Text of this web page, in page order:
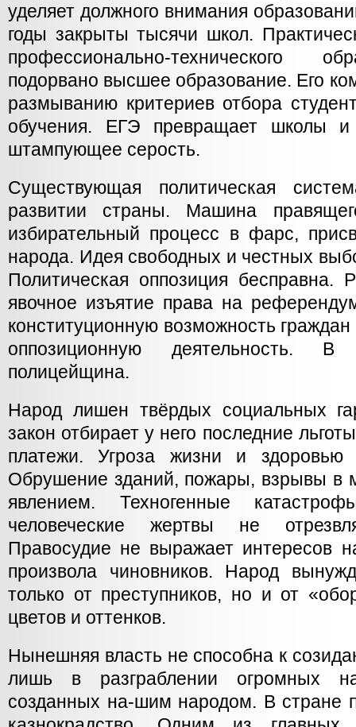
уделяет должного внимания
годы закрыты тысячи школ.
профессионально-технического
подорвано высшее образование. Его
размыванию критериев отбора
обучения. ЕГЭ превращает школы и
штампующее серость.
Существующая политическая
развитии страны. Машина
избирательный процесс в фарс,
народа. Идея свободных и честных
Политическая оппозиция бесправна.
явочное изъятие права на
конституционную возможность
оппозиционную деятельность. В
полицейщина.
Народ лишен твёрдых социальных
закон отбирает у него последние
платежи. Угроза жизни и
Обрушение зданий, пожары, взрывы в
явлением. Техногенные
человеческие жертвы не
Правосудие не выражает интересов
произвола чиновников. Народ
только от преступников, но и от
цветов и оттенков.
Нынешняя власть не способна к
лишь в разграблении огромных
созданных на-шим народом. В стране